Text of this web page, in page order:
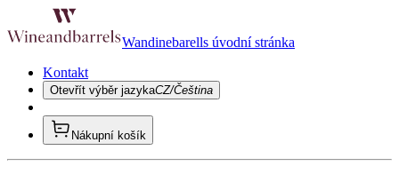
Wandinebarells úvodní stránka
Kontakt
Otevřít výběr jazykaCZ/Čeština
Nákupní košík